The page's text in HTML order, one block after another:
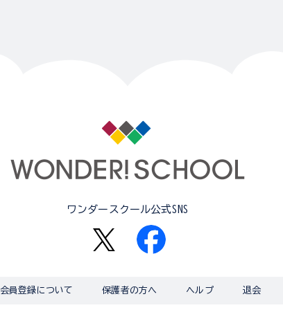
ワンダースクール公式SNS
会員登録について 保護者の方へ ヘルプ 退会